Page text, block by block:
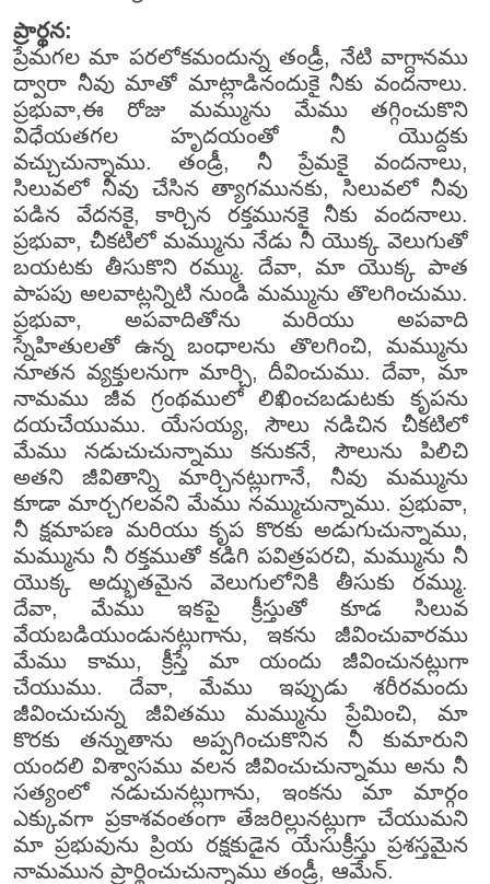
ప్రార్థన:
ప్రేమగల మా పరలోకమందున్న తండ్రీ, నేటి వాగ్దానము
ద్వారా నీవు మాతో మాట్లాడినందుకై నీకు వందనాలు.
ప్రభువా,ఈ రోజు మమ్మును మేము తగ్గించుకొని
విధేయతగల హృదయంతో నీ యొద్దకు
వచ్చుచున్నాము. తండ్రీ, నీ ప్రేమకై వందనాలు,
సిలువలో నీవు చేసిన త్యాగమునకు, సిలువలో నీవు
పడిన వేదనకై, కార్చిన రక్తమునకై నీకు వందనాలు.
ప్రభువా, చీకటిలో మమ్మును నేడు నీ యొక్క వెలుగుతో
బయటకు తీసుకొని రమ్ము. దేవా, మా యొక్క పాత
పాపపు అలవాట్లన్నిటి నుండి మమ్మును తొలగించుము.
ప్రభువా, అపవాదితోను మరియు అపవాది
స్నేహితులతో ఉన్న బంధాలను తొలగించి, మమ్మును
నూతన వ్యక్తులనుగా మార్చి, దీవించుము. దేవా, మా
నామము జీవ గ్రంథములో లిఖించబడుటకు కృపను
దయచేయుము. యేసయ్య, సౌలు నడిచిన చీకటిలో
మేము నడుచుచున్నాము కనుకనే, సౌలును పిలిచి
అతని జీవితాన్ని మార్చినట్లుగానే, నీవు మమ్మును
కూడా మార్చగలవని మేము నమ్ముచున్నాము. ప్రభువా,
నీ క్షమాపణ మరియు కృప కొరకు అడుగుచున్నాము,
మమ్మును నీ రక్తముతో కడిగి పవిత్రపరచి, మమ్మును నీ
యొక్క అద్భుతమైన వెలుగులోనికి తీసుకు రమ్ము.
దేవా, మేము ఇకపై క్రీస్తుతో కూడ సిలువ
వేయబడియుండునట్లుగాను, ఇకను జీవించువారము
మేము కాము, క్రీస్తే మా యందు జీవించునట్లుగా
చేయుము. దేవా, మేము ఇప్పుడు శరీరమందు
జీవించుచున్న జీవితము మమ్మును ప్రేమించి, మా
కొరకు తన్నుతాను అప్పగించుకొనిన నీ కుమారుని
యందలి విశ్వాసము వలన జీవించుచున్నాము అను నీ
సత్యంలో నడుచునట్లుగాను, ఇంకను మా మార్గం
ఎక్కువగా ప్రకాశవంతంగా తేజరిల్లునట్లుగా చేయుమని
మా ప్రభువును ప్రియ రక్షకుడైన యేసుక్రీస్తు ప్రశస్తమైన
నామమున ప్రార్థించుచున్నాము తండ్రీ, ఆమేన్.